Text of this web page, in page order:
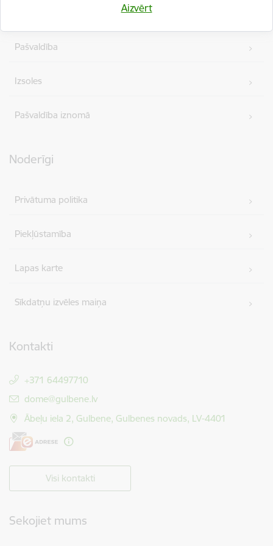
Aizvērt
Pašvaldība
Izsoles
Pašvaldība iznomā
Noderīgi
Privātuma politika
Piekļūstamība
Lapas karte
Sīkdatņu izvēles maiņa
Kontakti
+371 64497710
E-pasts:
dome@gulbene.lv
Ābeļu iela 2, Gulbene, Gulbenes novads, LV-4401
Visi kontakti
Sekojiet mums